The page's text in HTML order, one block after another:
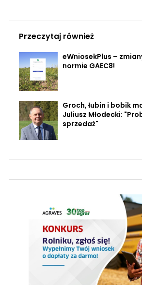
Przeczytaj również
eWniosekPlus –
normie GAEC8!
Groch, łubin i bobik
Juliusz Młodecki:
sprzedaż"